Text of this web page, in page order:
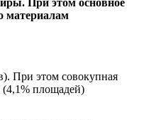
При этом основное
материалам
При этом совокупная
(4,1% площадей)